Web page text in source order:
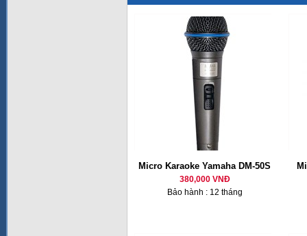
Micro Karaoke Yamaha DM-50S
380,000 VNĐ
Bảo hành : 12 tháng